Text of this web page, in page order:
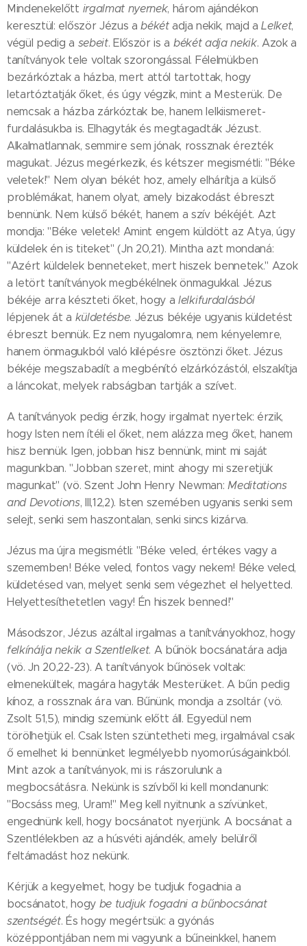
Mindenekelőtt irgalmat nyernek, három ajándékon
keresztül: először Jézus abékétadja nekik, majd aLelket,
végül pedig a sebeit. Először is a békét adja nekik. Azok a
tanítványok tele voltak szorongással. Félelmükben
bezárkóztak a házba, mert attól tartottak, hogy
letartóztatják őket, és úgy végzik, mint a Mesterük. De
nemcsak a házba zárkóztak be, hanem lelkiismeret-
furdalásukba is. Elhagyták és megtagadták Jézust.
Alkalmatlannak, semmire sem jónak, rossznak érezték
magukat. Jézus megérkezik, és kétszer megismétli: "Béke
veletek!" Nem olyan békét hoz, amely elhárítja a külső
problémákat, hanem olyat, amely bizakodást ébreszt
bennünk. Nem külső békét, hanem a szív békéjét. Azt
mondja: "Béke veletek! Amint engem küldött az Atya, úgy
küldelek én is titeket" (Jn 20,21). Mintha azt mondaná:
"Azért küldelek benneteket, mert hiszek bennetek." Azok
a letört tanítványok megbékélnek önmagukkal. Jézus
békéje arra készteti őket, hogy alelkifurdalásból
lépjenek át a küldetésbe. Jézus békéje ugyanis küldetést
ébreszt bennük. Ez nem nyugalomra, nem kényelemre,
hanem önmagukból való kilépésre ösztönzi őket. Jézus
békéje megszabadít a megbénító elzárkózástól, elszakítja
a láncokat, melyek rabságban tartják a szívet.
A tanítványok pedig érzik, hogy irgalmat nyertek: érzik,
hogy Isten nem ítéli el őket, nem alázza meg őket, hanem
hisz bennük. Igen, jobban hisz bennünk, mint mi saját
magunkban. "Jobban szeret, mint ahogy mi szeretjük
magunkat" (vö. Szent John Henry Newman:Meditations
and Devotions, III,12,2). Isten szemében ugyanis senki sem
selejt, senki sem haszontalan, senki sincs kizárva.
Jézus ma újra megismétli: "Béke veled, értékes vagy a
szememben! Béke veled, fontos vagy nekem! Béke veled,
küldetésed van, melyet senki sem végezhet el helyetted.
Helyettesíthetetlen vagy! Én hiszek benned!"
Másodszor, Jézus azáltal irgalmas a tanítványokhoz, hogy
felkínálja nekik a Szentlelket. A bűnök bocsánatára adja
(vö. Jn 20,22-23). A tanítványok bűnösek voltak:
elmenekültek, magára hagyták Mesterüket. A bűn pedig
kínoz, a rossznak ára van. Bűnünk, mondja a zsoltár (vö.
Zsolt 51,5), mindig szemünk előtt áll. Egyedül nem
törölhetjük el. Csak Isten szüntetheti meg, irgalmával csak
ő emelhet ki bennünket legmélyebb nyomorúságainkból.
Mint azok a tanítványok, mi is rászorulunk a
megbocsátásra. Nekünk is szívből ki kell mondanunk:
"Bocsáss meg, Uram!" Meg kell nyitnunk a szívünket,
engednünk kell, hogy bocsánatot nyerjünk. A bocsánat a
Szentlélekben az a húsvéti ajándék, amely belülről
feltámadást hoz nekünk.
Kérjük a kegyelmet, hogy be tudjuk fogadnia a
bocsánatot, hogy be tudjuk fogadni a bűnbocsánat
szentségét. És hogy megértsük: a gyónás
középpontjában nem mi vagyunk a bűneinkkel, hanem